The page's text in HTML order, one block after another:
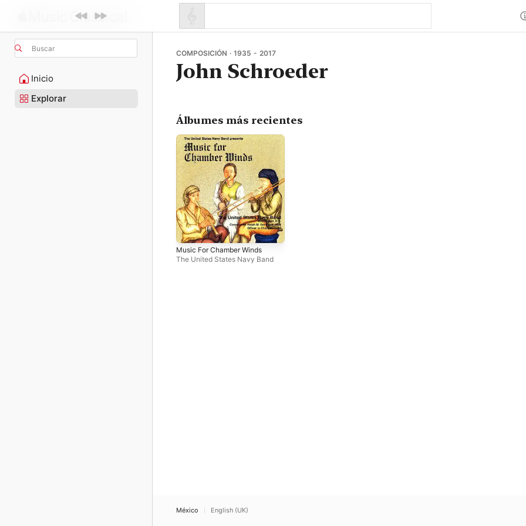
Buscar
Inicio
Explorar
COMPOSICIÓN · 1935 - 2017
John Schroeder
Álbumes más recientes
Music For Chamber Winds
The United States Navy Band
México English (UK)